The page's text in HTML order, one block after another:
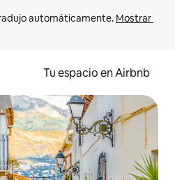
automáticamente. Mostrar
Tu espacio en Airbnb